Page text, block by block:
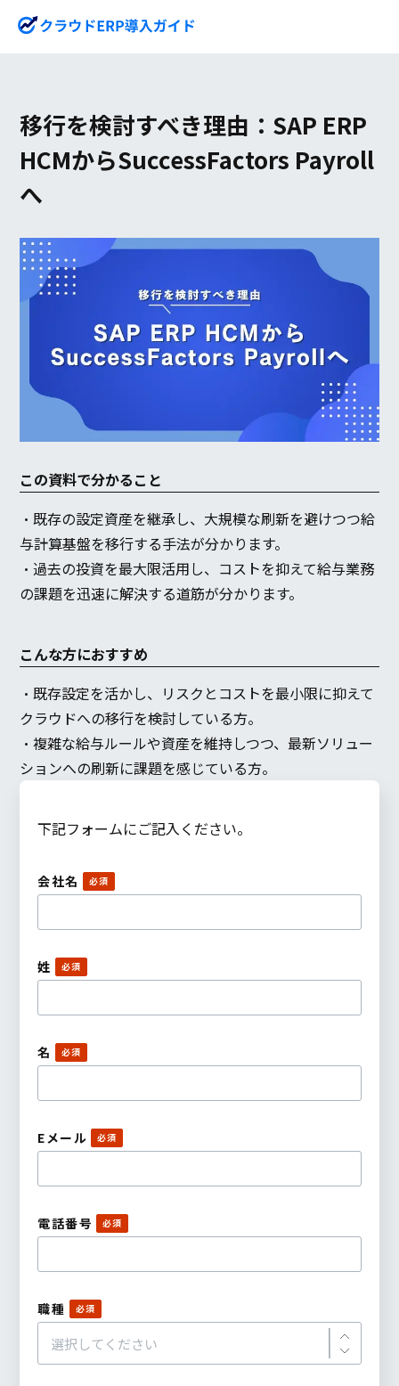
移行を検討すべき理由：SAP ERP
HCMからSuccessFactors Payroll
へ
この資料で分かること
・既存の設定資産を継承し、大規模な刷新を避けつつ給
与計算基盤を移行する手法が分かります。
・過去の投資を最大限活用し、コストを抑えて給与業務
の課題を迅速に解決する道筋が分かります。
こんな方におすすめ
・既存設定を活かし、リスクとコストを最小限に抑えて
クラウドへの移行を検討している方。
・複雑な給与ルールや資産を維持しつつ、最新ソリュー
ションへの刷新に課題を感じている方。
下記フォームにご記入ください。
会社名
姓
名
Eメール
電話番号
職種